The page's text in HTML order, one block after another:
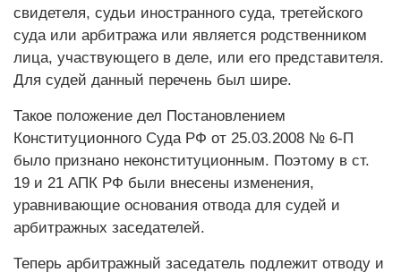
свидетеля, судьи иностранного суда, третейского
суда или арбитража или является родственником
лица, участвующего в деле, или его представителя.
Для судей данный перечень был шире.
Такое положение дел Постановлением
Конституционного Суда РФ от 25.03.2008 № 6-П
было признано неконституционным. Поэтому в ст.
19 и 21 АПК РФ были внесены изменения,
уравнивающие основания отвода для судей и
арбитражных заседателей.
Теперь арбитражный заседатель подлежит отводу и